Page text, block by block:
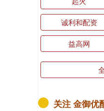
诚利和配资
益高网
关注 金御优